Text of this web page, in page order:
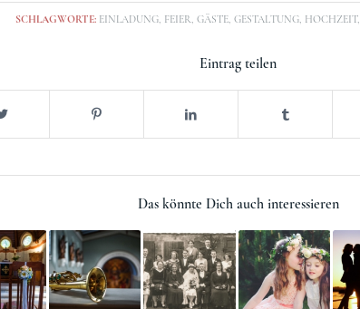
SCHLAGWORTE: EINLADUNG, FEIER, GÄSTE, GESTALTUNG, HOCHZEIT,
Eintrag teilen
Das könnte Dich auch interessieren